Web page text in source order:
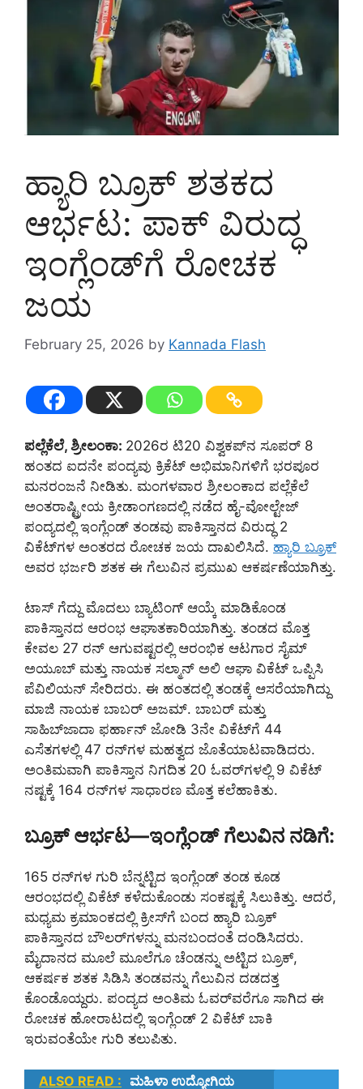
ಹ್ಯಾರಿ ಬ್ರೂಕ್ ಶತಕದ
ಆರ್ಭಟ: ಪಾಕ್ ವಿರುದ್ಧ
ಇಂಗ್ಲೆಂಡ್‌ಗೆ ರೋಚಕ
ಜಯ
February 25, 2026 by Kannada Flash
ಪಲ್ಲೆಕೆಲೆ, ಶ್ರೀಲಂಕಾ: 2026ರ ಟಿ20 ವಿಶ್ವಕಪ್‌ನ ಸೂಪರ್ 8
ಹಂತದ ಐದನೇ ಪಂದ್ಯವು ಕ್ರಿಕೆಟ್ ಅಭಿಮಾನಿಗಳಿಗೆ ಭರಪೂರ
ಮನರಂಜನೆ ನೀಡಿತು. ಮಂಗಳವಾರ ಶ್ರೀಲಂಕಾದ ಪಲ್ಲೆಕೆಲೆ
ಅಂತರಾಷ್ಟ್ರೀಯ ಕ್ರೀಡಾಂಗಣದಲ್ಲಿ ನಡೆದ ಹೈ-ವೋಲ್ಟೇಜ್
ಪಂದ್ಯದಲ್ಲಿ ಇಂಗ್ಲೆಂಡ್ ತಂಡವು ಪಾಕಿಸ್ತಾನದ ವಿರುದ್ಧ 2
ವಿಕೆಟ್‌ಗಳ ಅಂತರದ ರೋಚಕ ಜಯ ದಾಖಲಿಸಿದೆ. ಹ್ಯಾರಿ ಬ್ರೂಕ್
ಅವರ ಭರ್ಜರಿ ಶತಕ ಈ ಗೆಲುವಿನ ಪ್ರಮುಖ ಆಕರ್ಷಣೆಯಾಗಿತ್ತು.
ಟಾಸ್ ಗೆದ್ದು ಮೊದಲು ಬ್ಯಾಟಿಂಗ್ ಆಯ್ಕೆ ಮಾಡಿಕೊಂಡ
ಪಾಕಿಸ್ತಾನದ ಆರಂಭ ಆಘಾತಕಾರಿಯಾಗಿತ್ತು. ತಂಡದ ಮೊತ್ತ
ಕೇವಲ 27 ರನ್ ಆಗುವಷ್ಟರಲ್ಲಿ ಆರಂಭಿಕ ಆಟಗಾರ ಸೈಮ್
ಅಯೂಬ್ ಮತ್ತು ನಾಯಕ ಸಲ್ಮಾನ್ ಅಲಿ ಆಘಾ ವಿಕೆಟ್ ಒಪ್ಪಿಸಿ
ಪೆವಿಲಿಯನ್ ಸೇರಿದರು. ಈ ಹಂತದಲ್ಲಿ ತಂಡಕ್ಕೆ ಆಸರೆಯಾಗಿದ್ದು
ಮಾಜಿ ನಾಯಕ ಬಾಬರ್ ಅಜಮ್. ಬಾಬರ್ ಮತ್ತು
ಸಾಹಿಬ್‌ಜಾದಾ ಫರ್ಹಾನ್ ಜೋಡಿ 3ನೇ ವಿಕೆಟ್‌ಗೆ 44
ಎಸೆತಗಳಲ್ಲಿ 47 ರನ್‌ಗಳ ಮಹತ್ವದ ಜೊತೆಯಾಟವಾಡಿದರು.
ಅಂತಿಮವಾಗಿ ಪಾಕಿಸ್ತಾನ ನಿಗದಿತ 20 ಓವರ್‌ಗಳಲ್ಲಿ 9 ವಿಕೆಟ್
ನಷ್ಟಕ್ಕೆ 164 ರನ್‌ಗಳ ಸಾಧಾರಣ ಮೊತ್ತ ಕಲೆಹಾಕಿತು.
ಬ್ರೂಕ್ ಆರ್ಭಟ—ಇಂಗ್ಲೆಂಡ್ ಗೆಲುವಿನ ನಡಿಗೆ:
165 ರನ್‌ಗಳ ಗುರಿ ಬೆನ್ನಟ್ಟಿದ ಇಂಗ್ಲೆಂಡ್ ತಂಡ ಕೂಡ
ಆರಂಭದಲ್ಲಿ ವಿಕೆಟ್ ಕಳೆದುಕೊಂಡು ಸಂಕಷ್ಟಕ್ಕೆ ಸಿಲುಕಿತ್ತು. ಆದರೆ,
ಮಧ್ಯಮ ಕ್ರಮಾಂಕದಲ್ಲಿ ಕ್ರೀಸ್‌ಗೆ ಬಂದ ಹ್ಯಾರಿ ಬ್ರೂಕ್
ಪಾಕಿಸ್ತಾನದ ಬೌಲರ್‌ಗಳನ್ನು ಮನಬಂದಂತೆ ದಂಡಿಸಿದರು.
ಮೈದಾನದ ಮೂಲೆ ಮೂಲೆಗೂ ಚೆಂಡನ್ನು ಅಟ್ಟಿದ ಬ್ರೂಕ್,
ಆಕರ್ಷಕ ಶತಕ ಸಿಡಿಸಿ ತಂಡವನ್ನು ಗೆಲುವಿನ ದಡದತ್ತ
ಕೊಂಡೊಯ್ದರು. ಪಂದ್ಯದ ಅಂತಿಮ ಓವರ್‌ವರೆಗೂ ಸಾಗಿದ ಈ
ರೋಚಕ ಹೋರಾಟದಲ್ಲಿ ಇಂಗ್ಲೆಂಡ್ 2 ವಿಕೆಟ್ ಬಾಕಿ
ಇರುವಂತೆಯೇ ಗುರಿ ತಲುಪಿತು.
ALSO READ : ಮಹಿಳಾ ಉದ್ಯೋಗಿಯ